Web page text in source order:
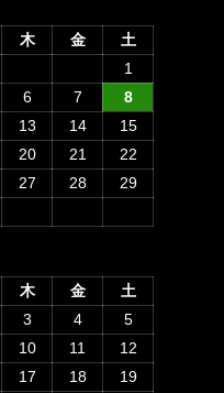
木 金
土
1
6 7
8
13 14
15
20 21
22
27 28
29
木 金
土
3 4
5
10 11
12
17 18 19